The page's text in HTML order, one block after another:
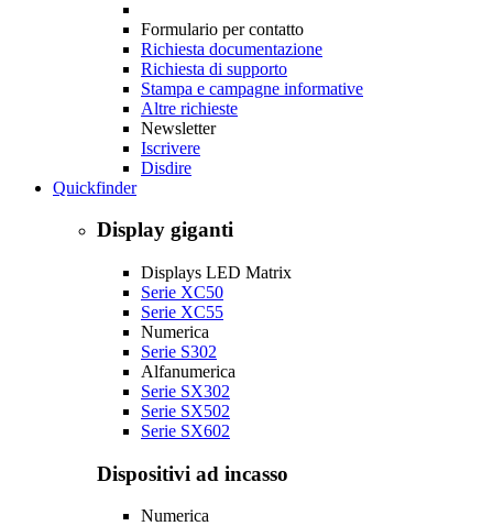
Formulario per contatto
Richiesta documentazione
Richiesta di supporto
Stampa e campagne informative
Altre richieste
Newsletter
Iscrivere
Disdire
Quickfinder
Display giganti
Displays LED Matrix
Serie XC50
Serie XC55
Numerica
Serie S302
Alfanumerica
Serie SX302
Serie SX502
Serie SX602
Dispositivi ad incasso
Numerica